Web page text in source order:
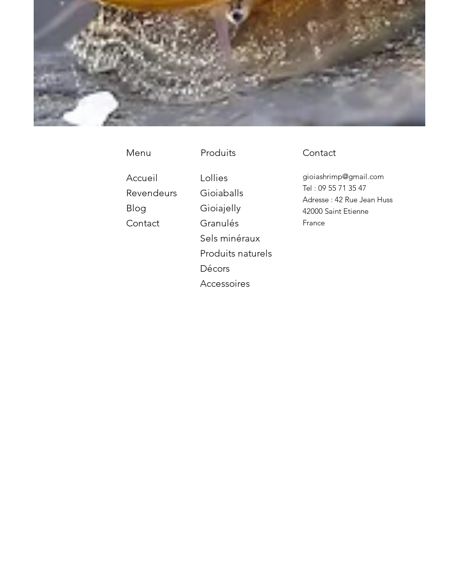
Menu
Accueil
Revendeurs
Blog
Contact
Produits
Lollies
Gioiaballs
Gioiajelly
Granulés
Sels minéraux
Produits naturels
Décors
Accessoires
gioiashrimp@gmail.com
Tel : 09 55 71 35 47
Adresse : 42 Rue Jean Huss
42000 Saint Etienne
France
Contact